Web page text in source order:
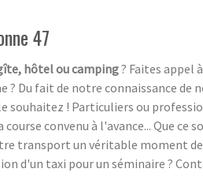
47
hôtel ou camping? Faites appel
? Du fait de notre connaissance
souhaitez ! Particuliers ou
convenu à l'avance... Que ce
transport un véritable moment de
d'un taxi pour un séminaire ?